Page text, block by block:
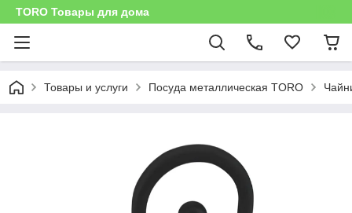
TORO Товары для дома
Товары и услуги Посуда металлическая TORO